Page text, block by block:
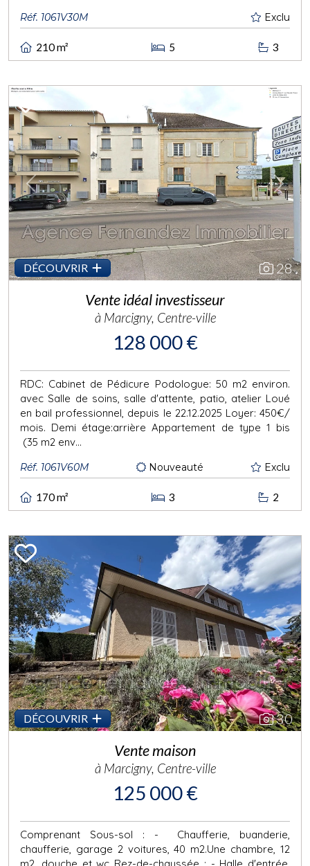
Réf. 1061V30M Exclu
210 m² 5 3
Previous Next
DÉCOUVRIR 28
Vente idéal investisseur
à Marcigny, Centre-ville
128 000 €
RDC: Cabinet de Pédicure Podologue: 50 m2 environ.
avec Salle de soins, salle d'attente, patio, atelier Loué
en bail professionnel, depuis le 22.12.2025 Loyer: 450€/
mois. Demi étage:arrière Appartement de type 1 bis
(35 m2 env...
Réf. 1061V60M Nouveauté Exclu
170 m² 3 2
Previous Next
DÉCOUVRIR 30
Vente maison
à Marcigny, Centre-ville
125 000 €
Comprenant Sous-sol : - Chaufferie, buanderie,
chaufferie, garage 2 voitures, 40 m2.Une chambre, 12
m2, douche et wc Rez-de-chaussée : - Halle d'entrée,